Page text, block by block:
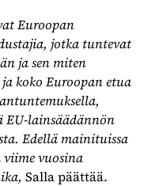
Euroopan
jotka tuntevat
ja sen miten
koko Euroopan etua
EU-lainsäädännön
Edellä mainituissa
vuosina
Salla päättää.